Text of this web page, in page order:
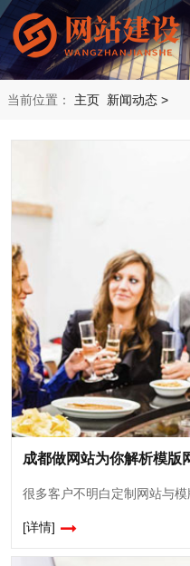
当前位置： 主页 >
新闻动态
[详情]